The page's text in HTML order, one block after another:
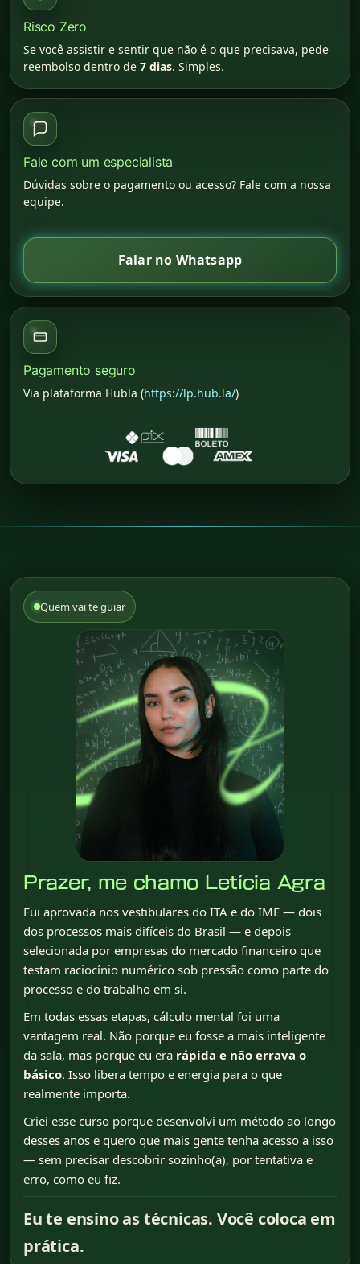
Risco Zero
Se você assistir e sentir que não é o que precisava, pede
reembolso dentro de 7 dias. Simples.
Fale com um especialista
Dúvidas sobre o pagamento ou acesso? Fale com a nossa
equipe.
Falar no Whatsapp
Pagamento seguro
Via plataforma Hubla (https://lp.hub.la/)
Quem vai te guiar
Prazer, me chamo Letícia Agra
Fui aprovada nos vestibulares do ITA e do IME — dois
dos processos mais difíceis do Brasil — e depois
selecionada por empresas do mercado financeiro que
testam raciocínio numérico sob pressão como parte do
processo e do trabalho em si.
Em todas essas etapas, cálculo mental foi uma
vantagem real. Não porque eu fosse a mais inteligente
da sala, mas porque eu era rápida e não errava o
básico. Isso libera tempo e energia para o que
realmente importa.
Criei esse curso porque desenvolvi um método ao longo
desses anos e quero que mais gente tenha acesso a isso
— sem precisar descobrir sozinho(a), por tentativa e
erro, como eu fiz.
Eu te ensino as técnicas. Você coloca em
prática.